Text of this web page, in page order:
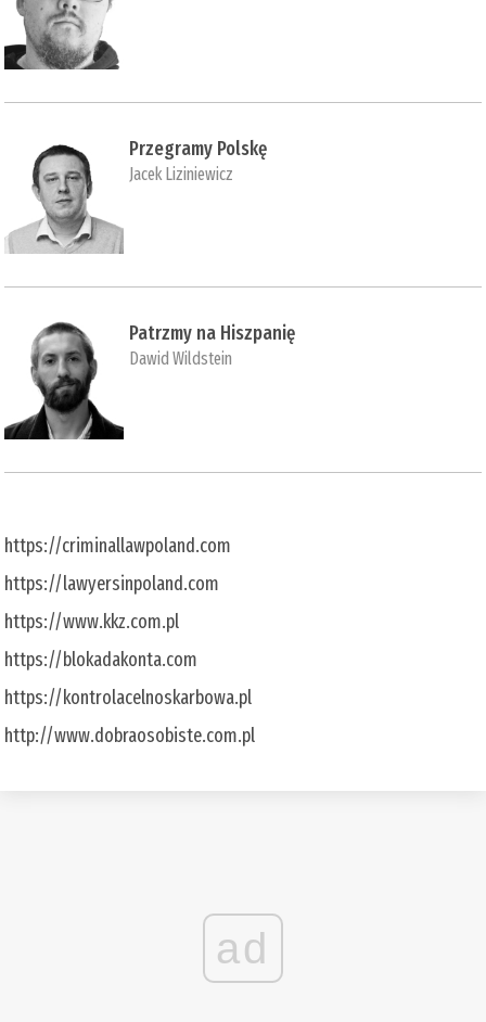
Przegramy Polskę
Jacek Liziniewicz
Patrzmy na Hiszpanię
Dawid Wildstein
https://criminallawpoland.com
https://lawyersinpoland.com
https://www.kkz.com.pl
https://blokadakonta.com
https://kontrolacelnoskarbowa.pl
http://www.dobraosobiste.com.pl
ad